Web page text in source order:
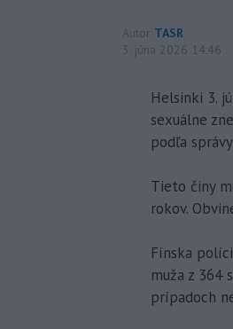
Autor TASR
3. júna 2026 14:46
Helsinki 3.
sexuálne
podľa
Tieto činy
rokov.
Fínska
muža z 364
prípadoch